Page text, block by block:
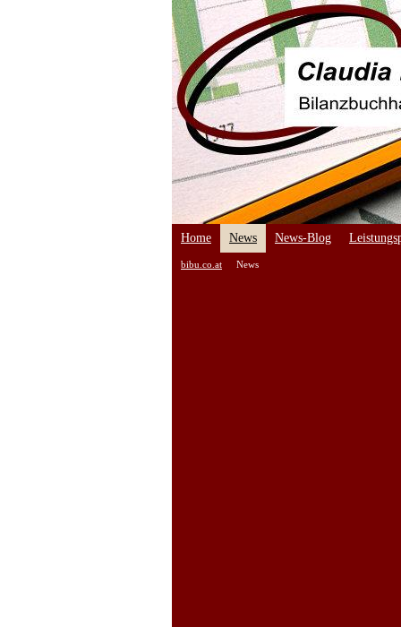
Home News News-Blog
bibu.co.at News